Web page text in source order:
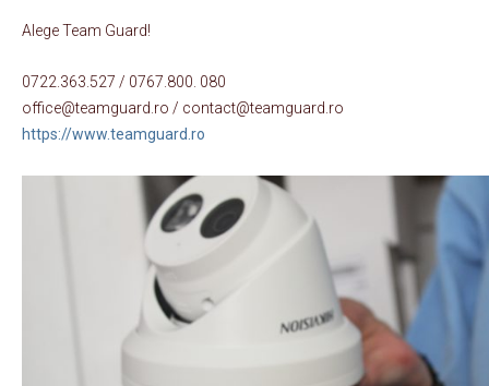
Alege Team Guard!
0722.363.527 / 0767.800. 080
office@teamguard.ro / contact@teamguard.ro
https://www.teamguard.ro